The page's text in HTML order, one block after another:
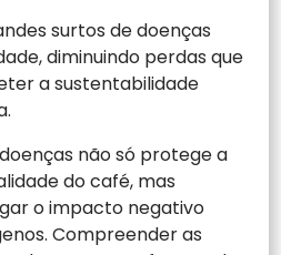
surtos de doenças
diminuindo perdas que
a sustentabilidade
não só protege a
do café, mas
o impacto negativo
Compreender as